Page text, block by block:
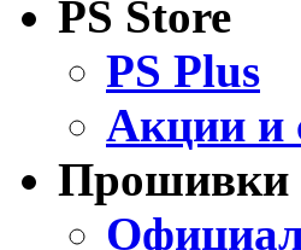
PS Store
PS Plus
Акции и
Прошивки